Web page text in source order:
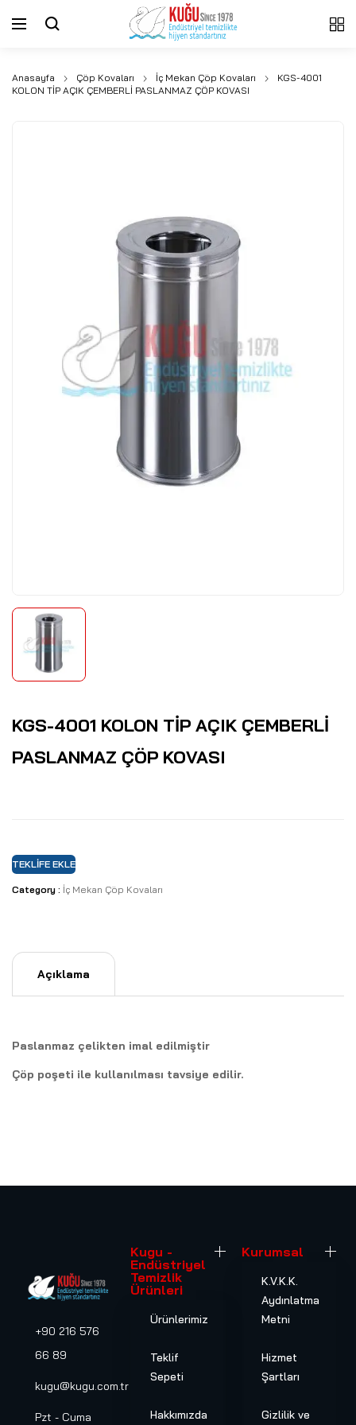
Anasayfa Çöp Kovaları İç Mekan Çöp Kovaları
KGS-4001
KOLON TİP AÇIK ÇEMBERLİ PASLANMAZ ÇÖP KOVASI
KGS-4001 KOLON TİP AÇIK ÇEMBERLİ
PASLANMAZ ÇÖP KOVASI
TEKLIFE EKLE
Category : İç Mekan Çöp Kovaları
Açıklama
Paslanmaz çelikten imal edilmiştir
Çöp poşeti ile kullanılması tavsiye edilir.
+90 216 576
66 89
kugu@kugu.com.tr
Pzt - Cuma
Kugu -
Endüstriyel
Temizlik
Ürünleri
Ürünlerimiz
Teklif
Sepeti
Hakkımızda
Kurumsal
K.V.K.K.
Aydınlatma
Metni
Hizmet
Şartları
Gizlilik ve